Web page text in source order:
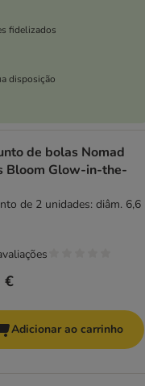
fidelizados
disposição
de bolas Nomad
Bloom Glow-in-the-
de 2 unidades: diâm. 6,6
€
Adicionar ao carrinho